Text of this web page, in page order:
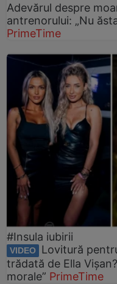
Adevărul despre
antrenorului: „Nu
PrimeTime
#Insula iubirii
VIDEO
Lovitură
trădată de Ella
morale” PrimeTime